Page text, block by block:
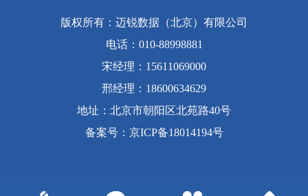
版权所有：迈锐数据（北京）有限公司
电话：010-88998881
宋经理：15611069000
邢经理：18600634629
地址：北京市朝阳区北苑路40号
备案号： 京ICP备18014194号